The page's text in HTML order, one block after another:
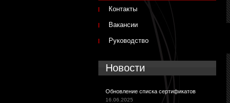
Контакты
Вакансии
Руководство
Новости
Обновление списка сертификатов
16.06.2025